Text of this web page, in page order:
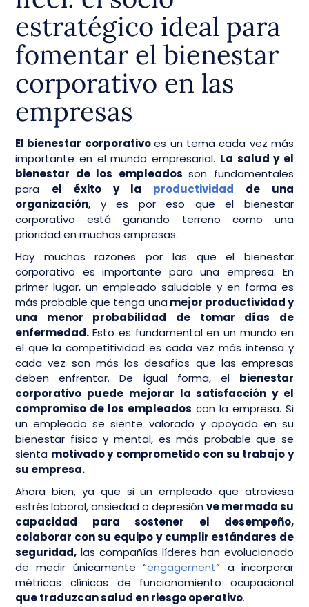
estratégico ideal para
fomentar el bienestar
corporativo en las
empresas
El bienestar corporativoes un tema cada vez más
importante en el mundo empresarial. La salud y el
bienestar de los empleadosson fundamentales
para el éxito y la productividad de una
organización, y es por eso que el bienestar
corporativo está ganando terreno como una
prioridad en muchas empresas.
Hay muchas razones por las que el bienestar
corporativo es importante para una empresa. En
primer lugar, un empleado saludable y en forma es
más probable que tenga una mejor productividad y
una menor probabilidad de tomar días de
enfermedad. Esto es fundamental en un mundo en
el que la competitividad es cada vez más intensa y
cada vez son más los desafíos que las empresas
deben enfrentar. De igual forma, el bienestar
corporativo puede mejorar la satisfacción y el
compromiso de los empleados con la empresa. Si
un empleado se siente valorado y apoyado en su
bienestar físico y mental, es más probable que se
sienta motivado y comprometido con su trabajo y
su empresa.
Ahora bien, ya que si un empleado que atraviesa
estrés laboral, ansiedad o depresión ve mermada su
capacidad para sostener el desempeño,
colaborar con su equipo y cumplir estándares de
seguridad, las compañías líderes han evolucionado
de medir únicamente “engagement” a incorporar
métricas clínicas de funcionamiento ocupacional
que traduzcan salud en riesgo operativo.